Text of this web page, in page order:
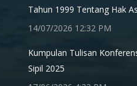
Tahun 1999 Tentang Hak
14/07/2026 12:32 PM
Kumpulan Tulisan
Sipil 2025